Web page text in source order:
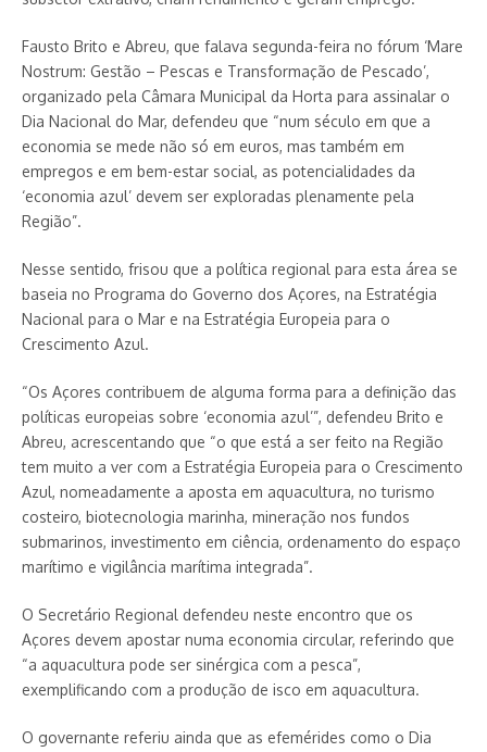
Fausto Brito e Abreu, que falava segunda-feira no fórum ‘Mare
Nostrum: Gestão – Pescas e Transformação de Pescado’,
organizado pela Câmara Municipal da Horta para assinalar o
Dia Nacional do Mar, defendeu que “num século em que a
economia se mede não só em euros, mas também em
empregos e em bem-estar social, as potencialidades da
‘economia azul’ devem ser exploradas plenamente pela
Região”.
Nesse sentido, frisou que a política regional para esta área se
baseia no Programa do Governo dos Açores, na Estratégia
Nacional para o Mar e na Estratégia Europeia para o
Crescimento Azul.
“Os Açores contribuem de alguma forma para a definição das
políticas europeias sobre ‘economia azul’”, defendeu Brito e
Abreu, acrescentando que “o que está a ser feito na Região
tem muito a ver com a Estratégia Europeia para o Crescimento
Azul, nomeadamente a aposta em aquacultura, no turismo
costeiro, biotecnologia marinha, mineração nos fundos
submarinos, investimento em ciência, ordenamento do espaço
marítimo e vigilância marítima integrada”.
O Secretário Regional defendeu neste encontro que os
Açores devem apostar numa economia circular, referindo que
“a aquacultura pode ser sinérgica com a pesca”,
exemplificando com a produção de isco em aquacultura.
O governante referiu ainda que as efemérides como o Dia